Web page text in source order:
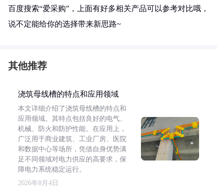
百度搜索“爱采购”，上面有好多相关产品可以参考对比哦，
说不定能给你的选择带来新思路~
其他推荐
浇筑母线槽的特点和应用领域
本文详细介绍了浇筑母线槽的特点和
应用领域。其特点包括良好的电气、
机械、防火和防护性能。在应用上，
广泛用于商业建筑、工业厂房、医院
和数据中心等场所，凭借自身优势满
足不同领域对电力供应的高要求，保
障电力系统稳定运行。
2026年8月4日